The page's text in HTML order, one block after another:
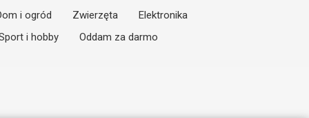
i ogród Zwierzęta
Elektronika
i hobby
Oddam za darmo